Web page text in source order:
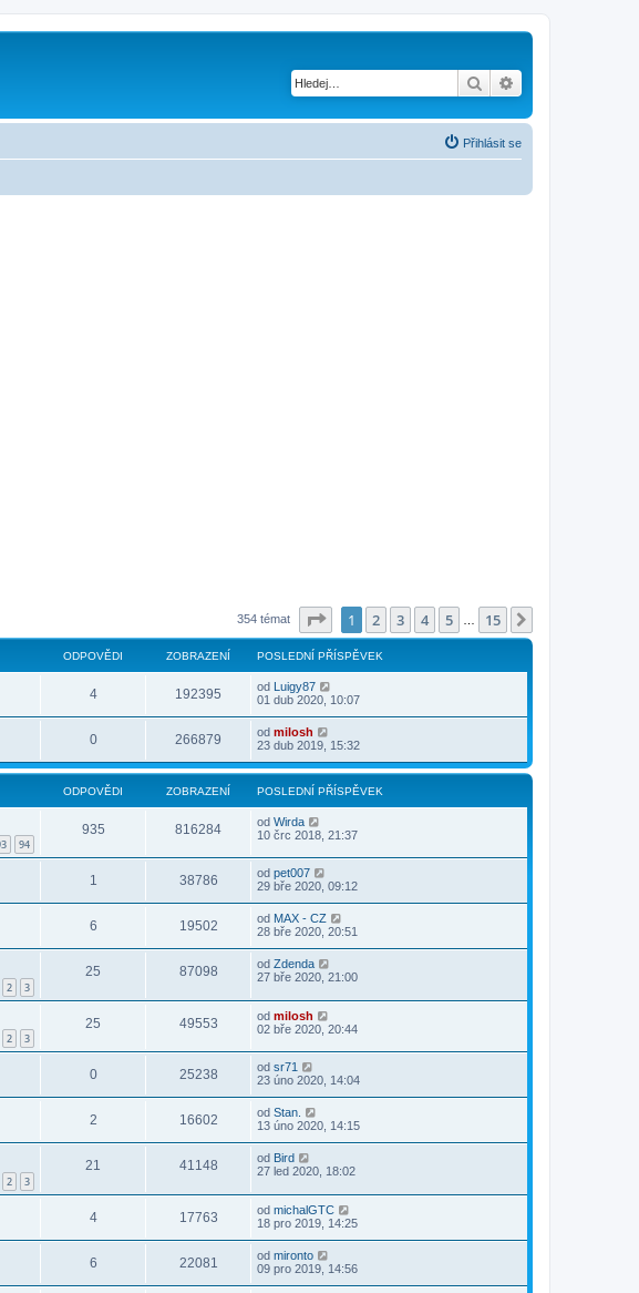
Hledat
Přihlásit se
354 témat Stránka z
1 2 3 4 5 15
ODPOVĚDI ZOBRAZENÍ POSLEDNÍ PŘÍSPĚVEK
4 192395 od Luigy87
01 dub 2020, 10:07
0 266879 od milosh
23 dub 2019, 15:32
ODPOVĚDI ZOBRAZENÍ POSLEDNÍ PŘÍSPĚVEK
94
935 816284 od Wirda
10 črc 2018, 21:37
1 38786 od pet007
29 bře 2020, 09:12
6 19502 od MAX - CZ
28 bře 2020, 20:51
2 3
25 87098 od Zdenda
27 bře 2020, 21:00
2 3
25 49553 od milosh
02 bře 2020, 20:44
0 25238 od sr71
23 úno 2020, 14:04
2 16602 od Stan.
13 úno 2020, 14:15
2 3
21 41148 od Bird
27 led 2020, 18:02
4 17763 od michalGTC
18 pro 2019, 14:25
6 22081 od mironto
09 pro 2019, 14:56